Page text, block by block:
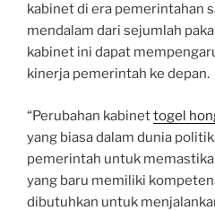
kabinet di era pemerintahan
mendalam dari sejumlah
kabinet ini dapat
kinerja pemerintah ke depan.
“Perubahan kabinettogel
yang biasa dalam dunia
pemerintah untuk
yang baru memiliki
dibutuhkan untuk